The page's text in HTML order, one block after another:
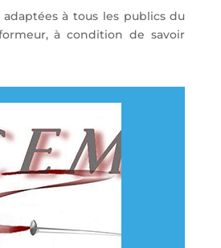
à tous les publics du
à condition de savoir